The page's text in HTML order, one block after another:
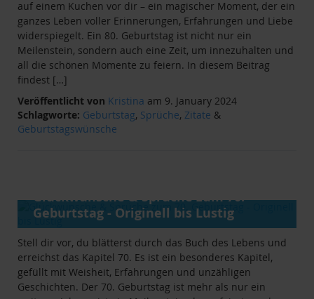
auf einem Kuchen vor dir – ein magischer Moment, der ein
ganzes Leben voller Erinnerungen, Erfahrungen und Liebe
widerspiegelt. Ein 80. Geburtstag ist nicht nur ein
Meilenstein, sondern auch eine Zeit, um innezuhalten und
all die schönen Momente zu feiern. In diesem Beitrag
findest […]
Veröffentlicht von Kristina am 9. January 2024
Schlagworte: Geburtstag, Sprüche, Zitate &
Geburtstagswünsche
Glückwünsche & Sprüche zum 70.
Geburtstag - Originell bis Lustig
Stell dir vor, du blätterst durch das Buch des Lebens und
erreichst das Kapitel 70. Es ist ein besonderes Kapitel,
gefüllt mit Weisheit, Erfahrungen und unzähligen
Geschichten. Der 70. Geburtstag ist mehr als nur ein